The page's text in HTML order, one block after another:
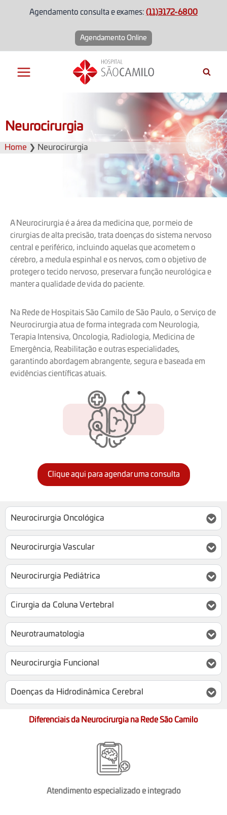
Agendamento consulta e exames: (11)3172-6800
Agendamento Online
Neurocirurgia
Home ❯ Neurocirurgia
A Neurocirurgia é a área da medicina que, por meio de
cirurgias de alta precisão, trata doenças do sistema nervoso
central e periférico, incluindo aquelas que acometem o
cérebro, a medula espinhal e os nervos, com o objetivo de
proteger o tecido nervoso, preservar a função neurológica e
manter a qualidade de vida do paciente.
Na Rede de Hospitais São Camilo de São Paulo, o Serviço de
Neurocirurgia atua de forma integrada com Neurologia,
Terapia Intensiva, Oncologia, Radiologia, Medicina de
Emergência, Reabilitação e outras especialidades,
garantindo abordagem abrangente, segura e baseada em
evidências científicas atuais.
Clique aqui para agendar uma consulta
Neurocirurgia Oncológica
Neurocirurgia Vascular
Neurocirurgia Pediátrica
Cirurgia da Coluna Vertebral
Neurotraumatologia
Neurocirurgia Funcional
Doenças da Hidrodinâmica Cerebral
Diferenciais da Neurocirurgia na Rede São Camilo
Atendimento especializado e integrado